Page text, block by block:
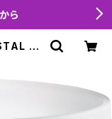
ら
SI
sh